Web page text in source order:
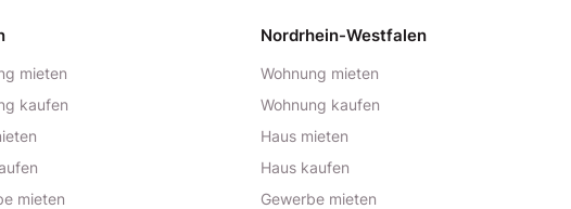
mieten
kaufen
mieten
Nordrhein-Westfalen
Wohnung mieten
Wohnung kaufen
Haus mieten
Haus kaufen
Gewerbe mieten